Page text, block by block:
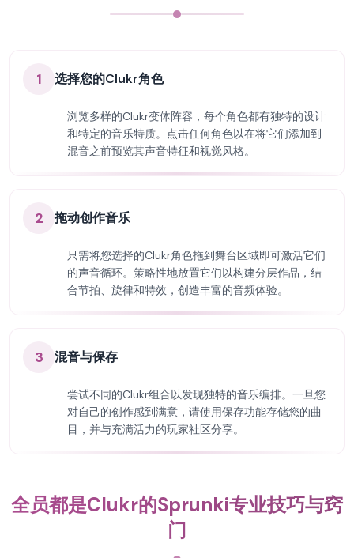
1 选择您的Clukr角色
浏览多样的Clukr变体阵容，每个角色都有独特的设计
和特定的音乐特质。点击任何角色以在将它们添加到
混音之前预览其声音特征和视觉风格。
2 拖动创作音乐
只需将您选择的Clukr角色拖到舞台区域即可激活它们
的声音循环。策略性地放置它们以构建分层作品，结
合节拍、旋律和特效，创造丰富的音频体验。
3 混音与保存
尝试不同的Clukr组合以发现独特的音乐编排。一旦您
对自己的创作感到满意，请使用保存功能存储您的曲
目，并与充满活力的玩家社区分享。
全员都是Clukr的Sprunki专业技巧与窍
门